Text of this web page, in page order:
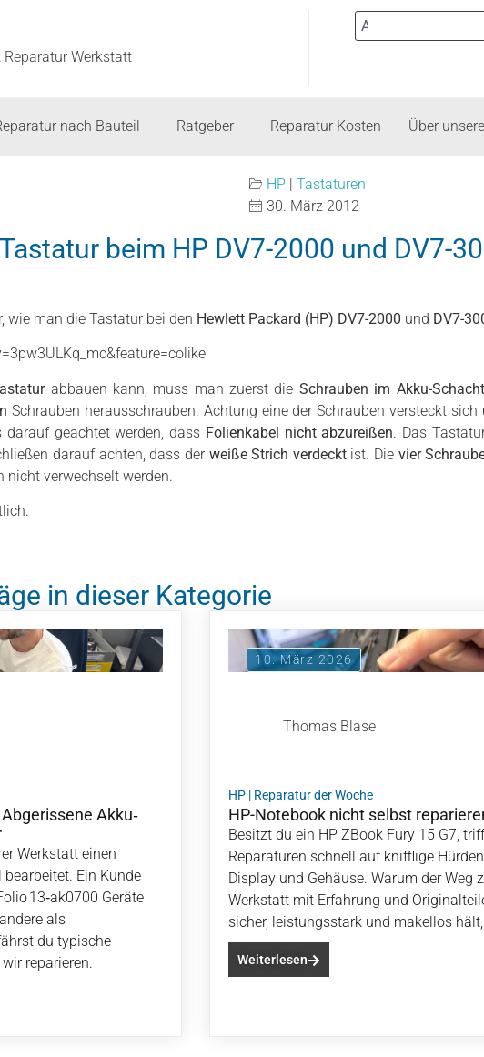
Werkstatt
nach Bauteil Ratgeber Reparatur Kosten Über
HP | Tastaturen
30. März 2012
beim HP DV7-2000 und DV7-
wie man die Tastatur bei den Hewlett Packard (HP) DV7-2000 und DV7-
abbauen kann, muss man zuerst die Schrauben im Akku-Schacht
Schrauben herausschrauben. Achtung eine der Schrauben versteckt sich
geachtet werden, dass Folienkabel nicht abzureißen. Das
darauf achten, dass der weiße Strich verdecktist. Die vier
nicht verwechselt werden.
in dieser Kategorie
Akku‑
Werkstatt einen
Ein Kunde
13‑ak0700 Geräte
als
du typische
reparieren.
10. März 2026
Thomas Blase
HP | Reparatur der Woche
HP-Notebook nicht selbst
Besitzt du ein HP ZBook Fury 15 G7,
Reparaturen schnell auf knifflige
Display und Gehäuse. Warum der Weg
Werkstatt mit Erfahrung und
sicher, leistungsstark und makellos
Weiterlesen